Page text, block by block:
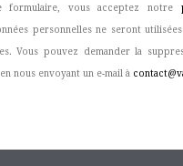
formulaire, vous acceptez notre
personnelles ne seront
Vous pouvez demander la
nous envoyant un e-mail à